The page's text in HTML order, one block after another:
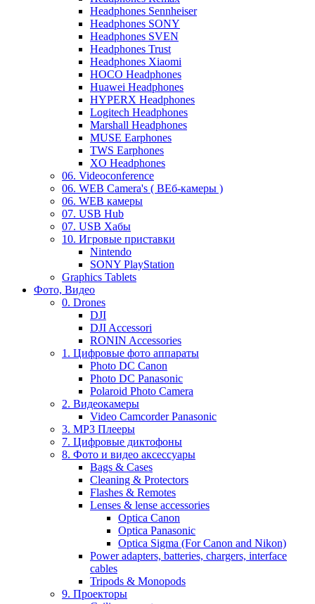
Headphones Sennheiser
Headphones SONY
Headphones SVEN
Headphones Trust
Headphones Xiaomi
HOCO Headphones
Huawei Headphones
HYPERX Headphones
Logitech Headphones
Marshall Headphones
MUSE Earphones
TWS Earphones
XO Headphones
06. Videoconference
06. WEB Camera's ( ВЕб-камеры )
06. WEB камеры
07. USB Hub
07. USB Хабы
10. Игровые приставки
Nintendo
SONY PlayStation
Graphics Tablets
Фото, Видео
0. Drones
DJI
DJI Accessori
RONIN Accessories
1. Цифровые фото аппараты
Photo DC Canon
Photo DC Panasonic
Polaroid Photo Camera
2. Видеокамеры
Video Camcorder Panasonic
3. MP3 Плееры
7. Цифровые диктофоны
8. Фото и видео аксессуары
Bags & Cases
Cleaning & Protectors
Flashes & Remotes
Lenses & lense accessories
Optica Canon
Optica Panasonic
Optica Sigma (For Canon and Nikon)
Power adapters, batteries, chargers, interface
cables
Tripods & Monopods
9. Проекторы